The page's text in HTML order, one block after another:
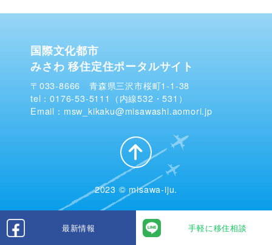
最新情報 手軽に移住相談
国際文化都市
みさわ 移住定住ポータルサイト
〒033-8666 青森県三沢市桜町1-1-38
tel：0176-53-5111（内線532・531）
Email：msw_kikaku@misawashi.aomori.jp
2023 © misawa-iju.